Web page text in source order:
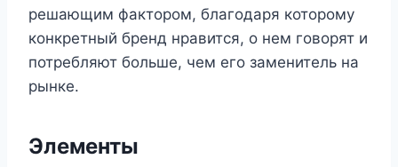
решающим фактором, благодаря которому
конкретный бренд нравится, о нем говорят и
потребляют больше, чем его заменитель на
рынке.
Элементы